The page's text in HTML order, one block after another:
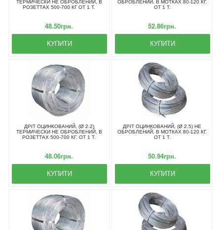
ТЕРМИЧЕСКИ НЕ ОБРОБЛЕНИЙ, В
РОЗЕТТАХ 500-700 КГ ОТ 1 Т.
48.50грн.
КУПИТИ
ОБРОБЛЕНИЙ, В МОТКАХ 80-120 КГ.
ОТ 1 Т.
52.86грн.
КУПИТИ
ДРІТ ОЦИНКОВАНИЙ, (Ø 2.2)
ТЕРМИЧЕСКИ НЕ ОБРОБЛЕНИЙ, В
РОЗЕТТАХ 500-700 КГ. ОТ 1 Т.
48.06грн.
КУПИТИ
ДРІТ ОЦИНКОВАНИЙ, (Ø 2.5) НЕ
ОБРОБЛЕНИЙ, В МОТКАХ 80-120 КГ.
ОТ 1 Т.
50.94грн.
КУПИТИ